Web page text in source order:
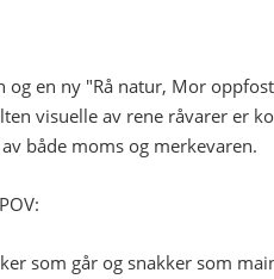
en ny "Rå natur, Mor
visuelle av rene råvarer er
både moms og merkevaren.
som går og snakker som